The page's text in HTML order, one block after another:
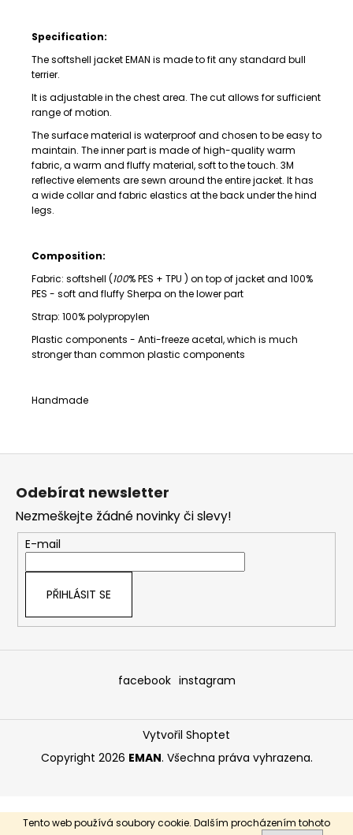
Tento web používá soubory cookie. Dalším procházením tohoto
Specification:
The softshell jacket EMAN is made to fit any standard bull
terrier.
It is adjustable in the chest area. The cut allows for sufficient
range of motion.
The surface material is waterproof and chosen to be easy to
maintain. The inner part is made of high-quality warm
fabric, a warm and fluffy material, soft to the touch. 3M
reflective elements are sewn around the entire jacket. It has
a wide collar and fabric elastics at the back under the hind
legs.
Composition:
Fabric: softshell (100% PES + TPU ) on top of jacket and 100%
PES - soft and fluffy Sherpa on the lower part
Strap: 100% polypropylen
Plastic components - Anti-freeze acetal,which is much
stronger than common plastic components
Handmade
Odebírat newsletter
Nezmeškejte žádné novinky či slevy!
E-mail
PŘIHLÁSIT SE
facebook instagram
Vytvořil Shoptet
Copyright 2026 EMAN. Všechna práva vyhrazena.